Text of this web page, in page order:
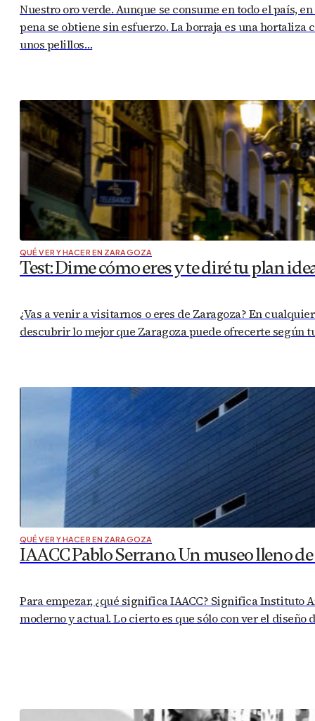
Nuestro oro verde. Aunque se consume en todo el país,
pena se obtiene sin esfuerzo. La borraja es una
unos pelillos…
QUÉ VER Y HACER EN ZARAGOZA
Test: Dime cómo eres y te diré tu plan
¿Vas a venir a visitarnos o eres de Zaragoza? En
descubrir lo mejor que Zaragoza puede ofrecerte según
QUÉ VER Y HACER EN ZARAGOZA
IAACC Pablo Serrano. Un museo lleno
Para empezar, ¿qué significa IAACC? Significa Instituto
moderno y actual. Lo cierto es que sólo con ver el